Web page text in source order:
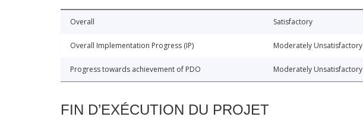
Overall Satisfactory
Overall Implementation Progress (IP) Moderately Unsatisfactory
Progress towards achievement of PDO Moderately Unsatisfactory
FIN D’EXÉCUTION DU PROJET